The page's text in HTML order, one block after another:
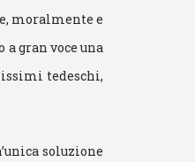
moralmente e
gran voce una
tedeschi,
soluzione